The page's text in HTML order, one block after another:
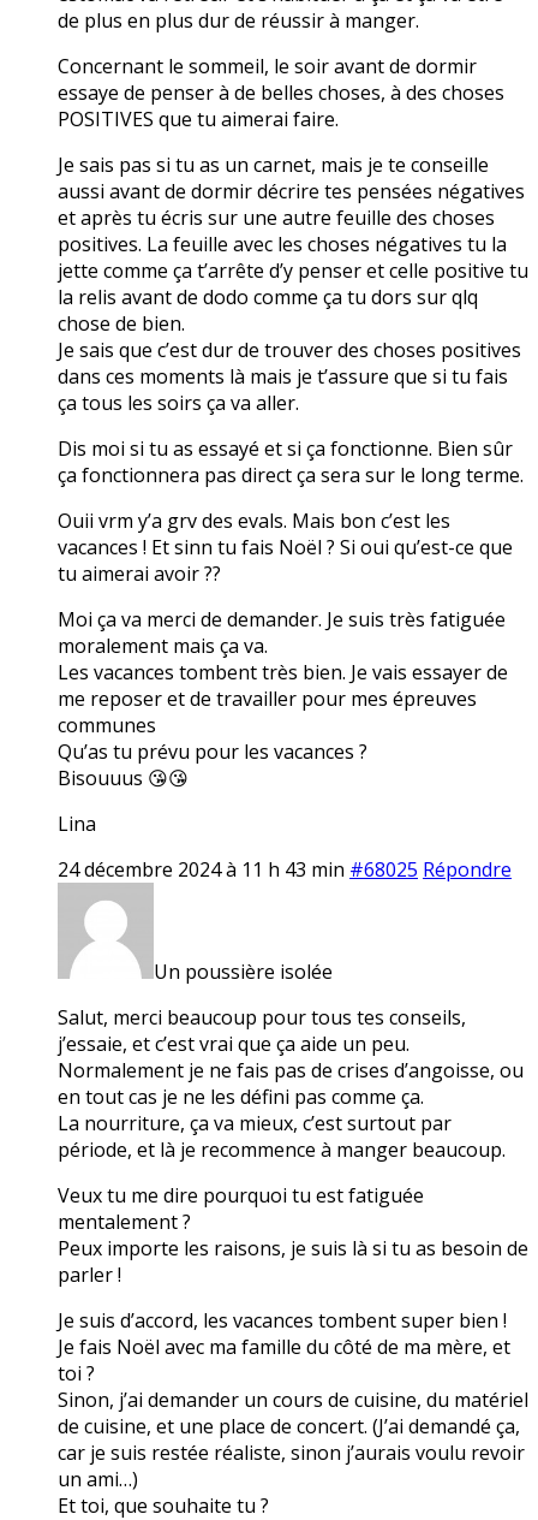
de plus en plus dur de réussir à manger.
Concernant le sommeil, le soir avant de dormir
essaye de penser à de belles choses, à des choses
POSITIVES que tu aimerai faire.
Je sais pas si tu as un carnet, mais je te conseille
aussi avant de dormir décrire tes pensées négatives
et après tu écris sur une autre feuille des choses
positives. La feuille avec les choses négatives tu la
jette comme ça t’arrête d’y penser et celle positive tu
la relis avant de dodo comme ça tu dors sur qlq
chose de bien.
Je sais que c’est dur de trouver des choses positives
dans ces moments là mais je t’assure que si tu fais
ça tous les soirs ça va aller.
Dis moi si tu as essayé et si ça fonctionne. Bien sûr
ça fonctionnera pas direct ça sera sur le long terme.
Ouii vrm y’a grv des evals. Mais bon c’est les
vacances ! Et sinn tu fais Noël ? Si oui qu’est-ce que
tu aimerai avoir ??
Moi ça va merci de demander. Je suis très fatiguée
moralement mais ça va.
Les vacances tombent très bien. Je vais essayer de
me reposer et de travailler pour mes épreuves
communes
Qu’as tu prévu pour les vacances ?
Bisouuus 😘😘
Lina
24 décembre 2024 à 11 h 43 min #68025 Répondre
Un poussière isolée
Salut, merci beaucoup pour tous tes conseils,
j’essaie, et c’est vrai que ça aide un peu.
Normalement je ne fais pas de crises d’angoisse, ou
en tout cas je ne les défini pas comme ça.
La nourriture, ça va mieux, c’est surtout par
période, et là je recommence à manger beaucoup.
Veux tu me dire pourquoi tu est fatiguée
mentalement ?
Peux importe les raisons, je suis là si tu as besoin de
parler !
Je suis d’accord, les vacances tombent super bien !
Je fais Noël avec ma famille du côté de ma mère, et
toi ?
Sinon, j’ai demander un cours de cuisine, du matériel
de cuisine, et une place de concert. (J’ai demandé ça,
car je suis restée réaliste, sinon j’aurais voulu revoir
un ami…)
Et toi, que souhaite tu ?